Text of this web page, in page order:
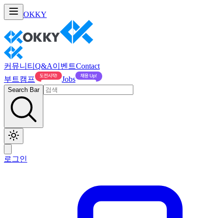
OKKY
커뮤니티 Q&A이벤트Contact
부트캠프
Jobs
Search Bar
로그인